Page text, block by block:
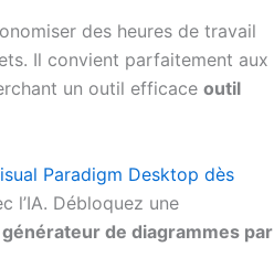
des heures de travail
Il convient parfaitement aux
un outil efficace outil
Paradigm Desktop dès
l’IA. Débloquez une
générateur de diagrammes par